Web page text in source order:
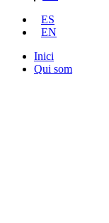
ES
EN
Inici
Qui som